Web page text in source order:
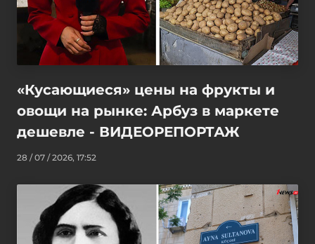
«Кусающиеся» цены на фрукты и
овощи на рынке: Арбуз в маркете
дешевле - ВИДЕОРЕПОРТАЖ
28 / 07 / 2026, 17:52